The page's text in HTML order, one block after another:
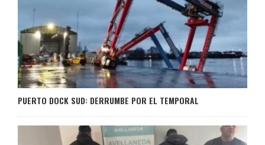
PUERTO DOCK SUD: DERRUMBE POR EL TEMPORAL